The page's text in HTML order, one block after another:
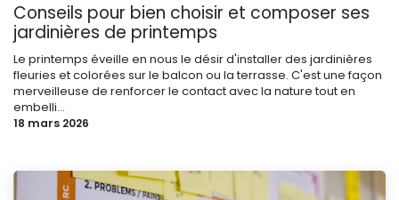
Conseils pour bien choisir et composer ses
jardinières de printemps
Le printemps éveille en nous le désir d'installer des jardinières
fleuries et colorées sur le balcon ou la terrasse. C'est une façon
merveilleuse de renforcer le contact avec la nature tout en
embelli...
18 mars 2026